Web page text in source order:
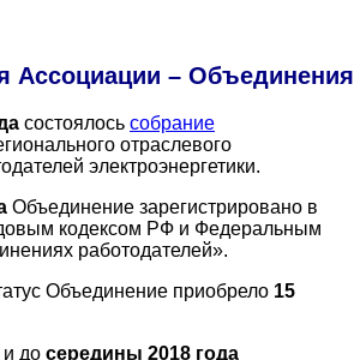
Ассоциации –
состоялось собрание
отраслевого
электроэнергетики.
Объединение зарегистрировано в
кодексом РФ и Федеральным
работодателей».
Объединение приобрело 15
и до середины 2018 года